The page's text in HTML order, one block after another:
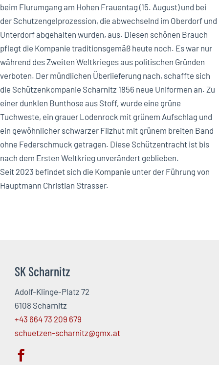
beim Flurumgang am Hohen Frauentag (15. August) und bei
der Schutzengelprozession, die abwechselnd im Oberdorf und
Unterdorf abgehalten wurden, aus. Diesen schönen Brauch
pflegt die Kompanie traditionsgemäß heute noch. Es war nur
während des Zweiten Weltkrieges aus politischen Gründen
verboten. Der mündlichen Überlieferung nach, schaffte sich
die Schützenkompanie Scharnitz 1856 neue Uniformen an. Zu
einer dunklen Bunthose aus Stoff, wurde eine grüne
Tuchweste, ein grauer Lodenrock mit grünem Aufschlag und
ein gewöhnlicher schwarzer Filzhut mit grünem breiten Band
ohne Federschmuck getragen. Diese Schützentracht ist bis
nach dem Ersten Weltkrieg unverändert geblieben.
Seit 2023 befindet sich die Kompanie unter der Führung von
Hauptmann Christian Strasser.
SK Scharnitz
Adolf-Klinge-Platz 72
6108 Scharnitz
+43 664 73 209 679
schuetzen-scharnitz@gmx.at